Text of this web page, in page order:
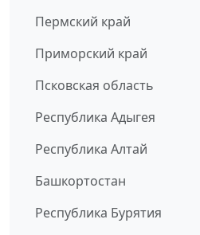
Пермский край
Приморский край
Псковская область
Республика Адыгея
Республика Алтай
Башкортостан
Республика Бурятия